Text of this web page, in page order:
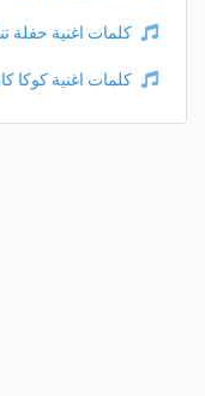
كلمات اغنية حفلة
كلمات اغنية كوكا